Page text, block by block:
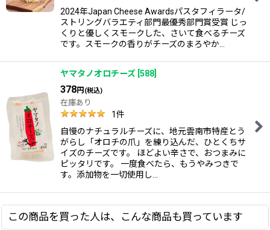
2024年Japan Cheese Awardsパスタフィラータ/
ストリングバラエティ部門最優秀部門賞受賞 じっ
くりと優しくスモークした、さいて食べるチーズ
です。スモークの香りがチーズのまろやか…
ヤマタノオロチーズ 588
378円(税込)
在庫あり
1件
自慢のナチュラルチーズに、地元雲南市特産とう
がらし「オロチの爪」を練り込んだ、ひとくちサ
イズのチーズです。 ほどよい辛さで、おつまみに
ピッタリです。 一度食べたら、もうやみつきで
す。添加物を一切使用し…
この商品を買った人は、こんな商品も買っています